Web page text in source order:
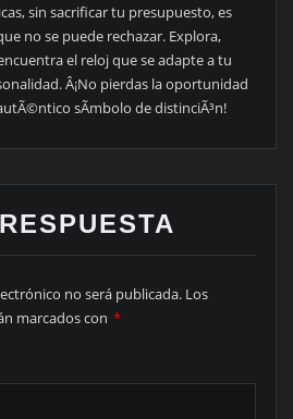
sin sacrificar tu presupuesto, es
no se puede rechazar. Explora,
el reloj que se adapte a tu
Â¡No pierdas la oportunidad
sÃ­mbolo de distinciÃ³n!
no será publicada. Los
marcados con *